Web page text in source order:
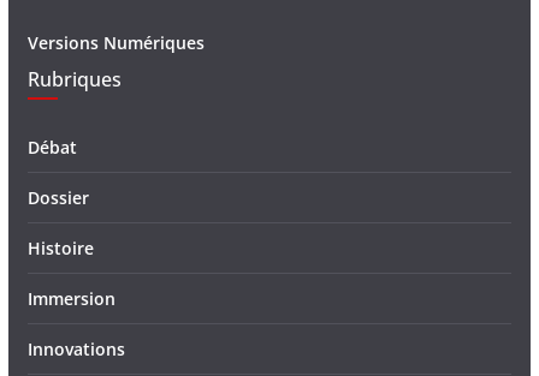
Versions Numériques
Rubriques
Débat
Dossier
Histoire
Immersion
Innovations